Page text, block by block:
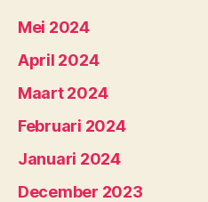
Mei 2024
April 2024
Maart 2024
Februari 2024
Januari 2024
December 2023